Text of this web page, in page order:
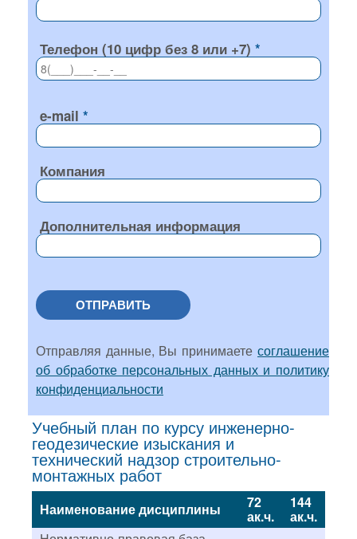
Телефон (10 цифр без 8 или +7)
e-mail
Компания
Дополнительная информация
ОТПРАВИТЬ
Отправляя данные, Вы принимаете соглашение
об обработке персональных данных и политику
конфиденциальности
Учебный план по курсу инженерно-
геодезические изыскания и
технический надзор строительно-
монтажных работ
Наименование дисциплины 72
ак.ч.
144
ак.ч.